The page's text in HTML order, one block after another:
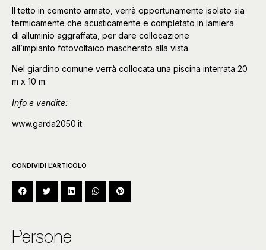
Il tetto in cemento armato, verrà opportunamente isolato sia
termicamente che acusticamente e completato in lamiera
di alluminio aggraffata, per dare collocazione
all’impianto fotovoltaico mascherato alla vista.
Nel giardino comune verrà collocata una piscina interrata 20
m x 10 m.
Info e vendite:
www.garda2050.it
CONDIVIDI L'ARTICOLO
Persone